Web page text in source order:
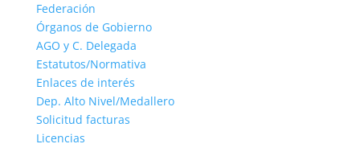
Federación
Órganos de Gobierno
AGO y C. Delegada
Estatutos/Normativa
Enlaces de interés
Dep. Alto Nivel/Medallero
Solicitud facturas
Licencias